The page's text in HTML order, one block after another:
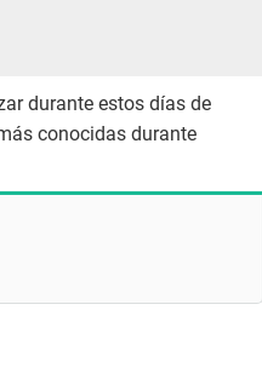
durante estos días de
conocidas durante